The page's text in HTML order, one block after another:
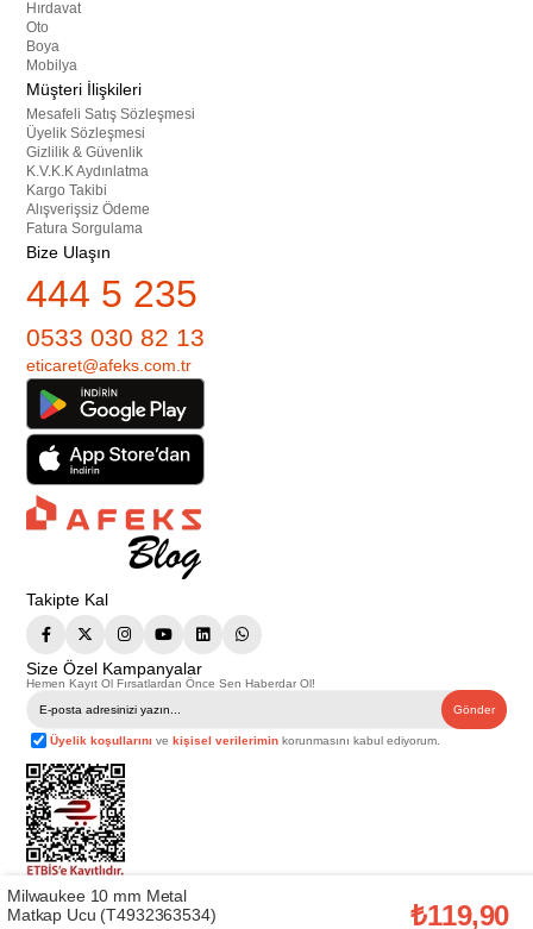
Hırdavat
Oto
Boya
Mobilya
Müşteri İlişkileri
Mesafeli Satış Sözleşmesi
Üyelik Sözleşmesi
Gizlilik & Güvenlik
K.V.K.K Aydınlatma
Kargo Takibi
Alışverişsiz Ödeme
Fatura Sorgulama
Bize Ulaşın
444 5 235
0533 030 82 13
eticaret@afeks.com.tr
Takipte Kal
Size Özel Kampanyalar
Hemen Kayıt Ol Fırsatlardan Önce Sen Haberdar Ol!
Gönder
Üyelik koşullarını vekişisel verilerimin korunmasını kabul ediyorum.
Telif Hakkı © 2026
. Tüm hakları saklıdır.
Bu web sitesindeki tüm ürünler ticari amaçlıdır. Web sitemizde yer alan
Milwaukee 10 mm Metal
Matkap Ucu (T4932363534)
₺119,90